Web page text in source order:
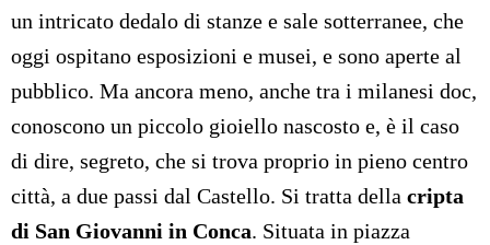
un intricato dedalo di stanze e sale sotterranee, che
oggi ospitano esposizioni e musei, e sono aperte al
pubblico. Ma ancora meno, anche tra i milanesi doc,
conoscono un piccolo gioiello nascosto e, è il caso
di dire, segreto, che si trova proprio in pieno centro
città, a due passi dal Castello. Si tratta della cripta
di San Giovanni in Conca. Situata in piazza